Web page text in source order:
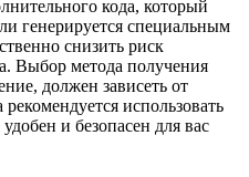
кода, который
генерируется специальным
снизить риск
Выбор метода получения
должен зависеть от
использовать
и безопасен для вас